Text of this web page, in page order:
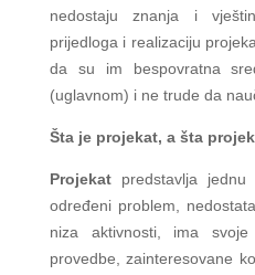
nedostaju znanja i
prijedloga i realizaciju
da su im bespovratna
(uglavnom) i ne trude da
Šta je projekat, a šta
Projekatpredstavlja jednu
određeni problem,
niza aktivnosti, ima
provedbe, zainteresovane